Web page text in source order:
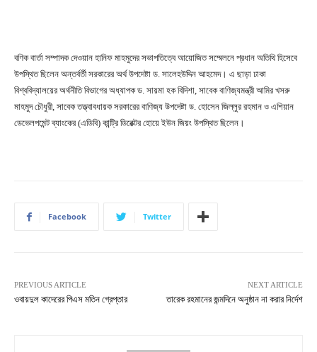
বণিক বার্তা সম্পাদক দেওয়ান হানিফ মাহমুদের সভাপতিত্বে আয়োজিত সম্মেলনে প্রধান অতিথি হিসেবে
উপস্থিত ছিলেন অন্তর্বর্তী সরকারের অর্থ উপদেষ্টা ড. সালেহউদ্দিন আহমেদ। এ ছাড়া ঢাকা
বিশ্ববিদ্যালয়ের অর্থনীতি বিভাগের অধ্যাপক ড. সায়মা হক বিদিশা, সাবেক বাণিজ্যমন্ত্রী আমির খসরু
মাহমুদ চৌধুরী, সাবেক তত্ত্বাবধায়ক সরকারের বাণিজ্য উপদেষ্টা ড. হোসেন জিল্লুর রহমান ও এশিয়ান
ডেভেলপমেন্ট ব্যাংকের (এডিবি) কান্ট্রি ডিরেক্টর হোয়ে ইউন জিয়ং উপস্থিত ছিলেন।
Facebook Twitter
PREVIOUS ARTICLE
ওবায়দুল কাদেরের পিএস মতিন গ্রেপ্তার
NEXT ARTICLE
তারেক রহমানের জন্মদিনে অনুষ্ঠান না করার নির্দেশ